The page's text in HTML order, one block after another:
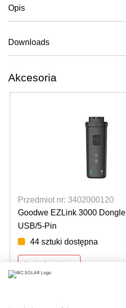
Opis
Downloads
Akcesoria
Przedmiot nr: 3402000120
Goodwe EZLink 3000 Dongle
USB/5-Pin
44 sztuki dostępna
Login for prices